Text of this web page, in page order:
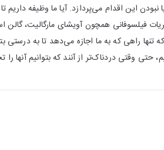
این اقدام می‌پردازد. آیا ما وظیفه داریم
فیلسوفانی همچون آویشای مارگالیت،
تنها راهی که به ما اجازه می‌دهد تا به
حتی وقتی دردناک‌تر از آنند که بتوانیم آنها